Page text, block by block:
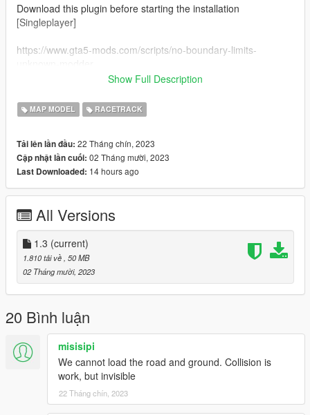
Download this plugin before starting the installation
[Singleplayer]
https://www.gta5-mods.com/scripts/no-boundary-limits-
from mod\update\update.rpf\common\data
dlcpacks:/otm/
Update:addon 1.1
1.3 correct SP mods thks ａｒａ．． ａｒａａａ．．
position x="9446.00700000" y="-5859.16800000"
z="55.02756000"
join my discord for more maps and cars
https://discord.gg/crk85U6uRq
FOR SUPPORT GO DISCORD
good game all FDAC
Show Full Description
MAP MODEL RACETRACK
Tải lên lần đầu: 22 Tháng chín, 2023
Cập nhật lần cuối: 02 Tháng mười, 2023
Last Downloaded: 14 hours ago
All Versions
1.3 (current)
1.810 tải về , 50 MB
02 Tháng mười, 2023
20 Bình luận
misisipi
We cannot load the road and ground. Collision is
work, but invisible
22 Tháng chín, 2023